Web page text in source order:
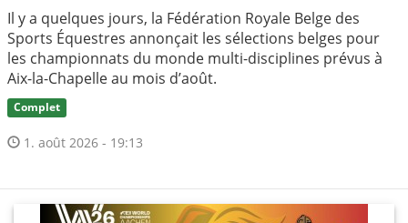
Il y a quelques jours, la Fédération Royale Belge des
Sports Équestres annonçait les sélections belges pour
les championnats du monde multi-disciplines prévus à
Aix-la-Chapelle au mois d’août.
Complet
1. août 2026 - 19:13